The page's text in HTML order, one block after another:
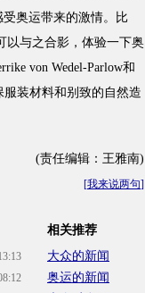
奥运带来的激情。比
以与之合影，体验一下奥
von Wedel-Parlow和
服装材料和别致的自然造
(责任编辑：王雅南)
[我来说两句]
相关推荐
大众的新闻
奥运的新闻